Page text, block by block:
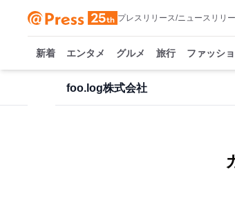
プレスリリース/ニュースリリ
新着 エンタメ グルメ 旅行 ファッシ
foo.log株式会社